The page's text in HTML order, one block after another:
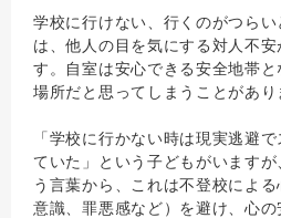
学校に行けない、行くのがつら
は、他人の目を気にする対人不
す。自室は安心できる安全地帯
場所だと思ってしまうことがあり
「学校に行かない時は現実逃避
ていた」という子どもがいます
う言葉から、これは不登校によ
意識、罪悪感など）を避け、心